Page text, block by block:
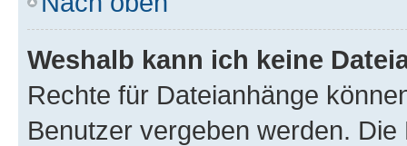
Weshalb kann ich keine
Rechte für Dateianhänge
Benutzer vergeben werden.